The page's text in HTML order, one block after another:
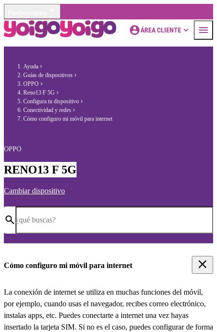
ÁREA CLIENTE
Ayuda
Guías de dispositivos
OPPO
Reno13 F 5G
Configura tu dispositivo
Conectividad y redes
Cómo configuro mi móvil para internet
OPPO
RENO13 F 5G
Cambiar dispositivo
¿qué buscas?
Cómo configuro mi móvil para internet
La conexión de internet se utiliza en muchas funciones del móvil,
por ejemplo, cuando usas el navegador, recibes correo electrónico,
instalas apps, etc. Puedes conectarte a internet una vez hayas
insertado la tarjeta SIM. Si no es el caso, puedes configurar de forma